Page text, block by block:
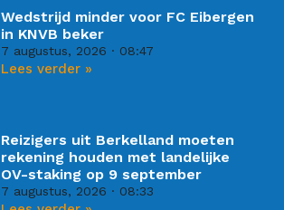
Wedstrijd minder voor FC Eibergen
in KNVB beker
7 augustus, 2026 08:47
Lees verder »
Reizigers uit Berkelland moeten
rekening houden met landelijke
OV-staking op 9 september
7 augustus, 2026 08:33